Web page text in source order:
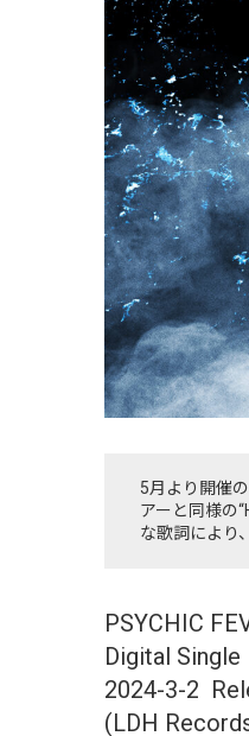
5月より開催
アーと同様の
な歌詞により
PSYCHIC
Digital Single
2024-3-2
(LDH